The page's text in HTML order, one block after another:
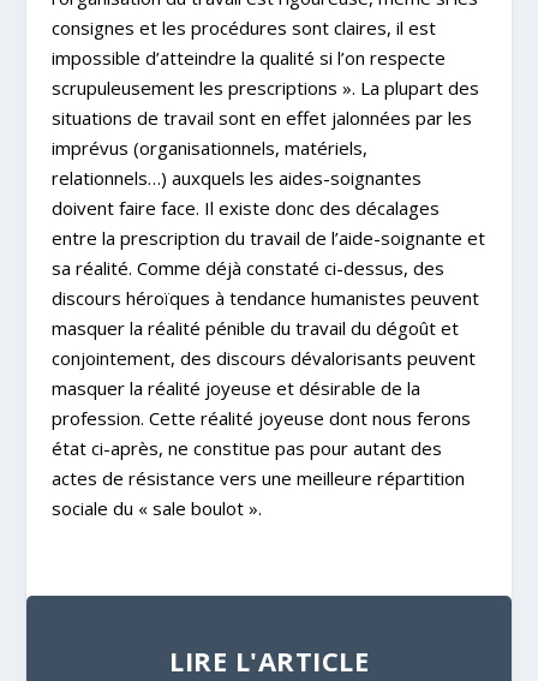
consignes et les procédures sont claires, il est
impossible d’atteindre la qualité si l’on respecte
scrupuleusement les prescriptions ». La plupart des
situations de travail sont en effet jalonnées par les
imprévus (organisationnels, matériels,
relationnels…) auxquels les aides-soignantes
doivent faire face. Il existe donc des décalages
entre la prescription du travail de l’aide-soignante et
sa réalité. Comme déjà constaté ci-dessus, des
discours héroïques à tendance humanistes peuvent
masquer la réalité pénible du travail du dégoût et
conjointement, des discours dévalorisants peuvent
masquer la réalité joyeuse et désirable de la
profession. Cette réalité joyeuse dont nous ferons
état ci-après, ne constitue pas pour autant des
actes de résistance vers une meilleure répartition
sociale du « sale boulot ».
LIRE L'ARTICLE